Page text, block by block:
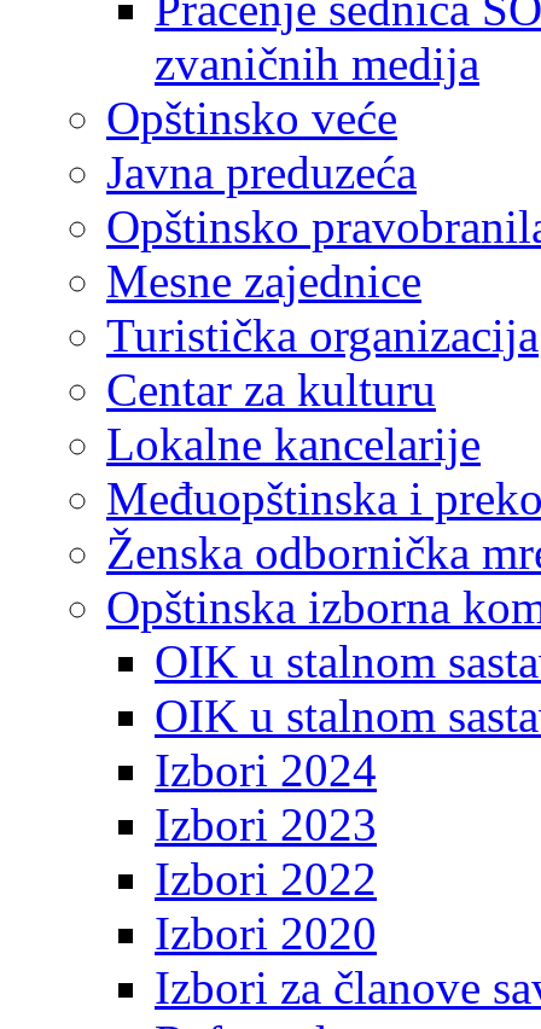
zvaničnih medija
Opštinsko veće
Javna preduzeća
Opštinsko
Mesne zajednice
Turistička organizacija
Centar za kulturu
Lokalne kancelarije
Međuopštinska i
Ženska odbornička
Opštinska izborna
OIK u stalnom
OIK u stalnom
Izbori 2024
Izbori 2023
Izbori 2022
Izbori 2020
Izbori za članove